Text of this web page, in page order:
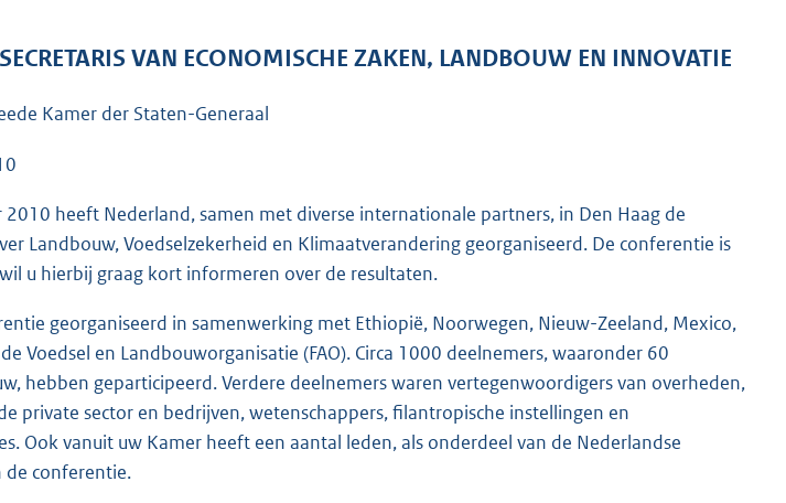
r
o
:
5
2
K
VAN ECONOMISCHE ZAKEN, LANDBOUW EN INNOVATIE
Kamer der Staten-Generaal
heeft Nederland, samen met diverse internationale partners, in Den Haag de
Landbouw, Voedselzekerheid en Klimaatverandering georganiseerd. De conferentie is
u hierbij graag kort informeren over de resultaten.
georganiseerd in samenwerking met Ethiopië, Noorwegen, Nieuw-Zeeland, Mexico,
Voedsel en Landbouworganisatie (FAO). Circa 1000 deelnemers, waaronder 60
hebben geparticipeerd. Verdere deelnemers waren vertegenwoordigers van overheden,
private sector en bedrijven, wetenschappers, filantropische instellingen en
Ook vanuit uw Kamer heeft een aantal leden, als onderdeel van de Nederlandse
de conferentie.